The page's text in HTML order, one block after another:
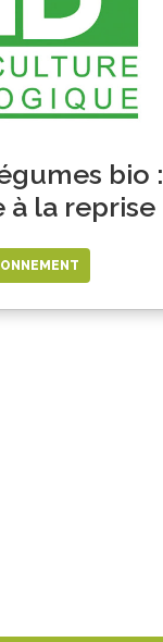
bio :
à la reprise